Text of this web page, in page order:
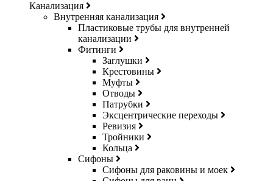
Канализация
Внутренняя канализация
Пластиковые трубы для внутренней
канализации
Фитинги
Заглушки
Крестовины
Муфты
Отводы
Патрубки
Эксцентрические переходы
Ревизия
Тройники
Кольца
Сифоны
Сифоны для раковины и моек